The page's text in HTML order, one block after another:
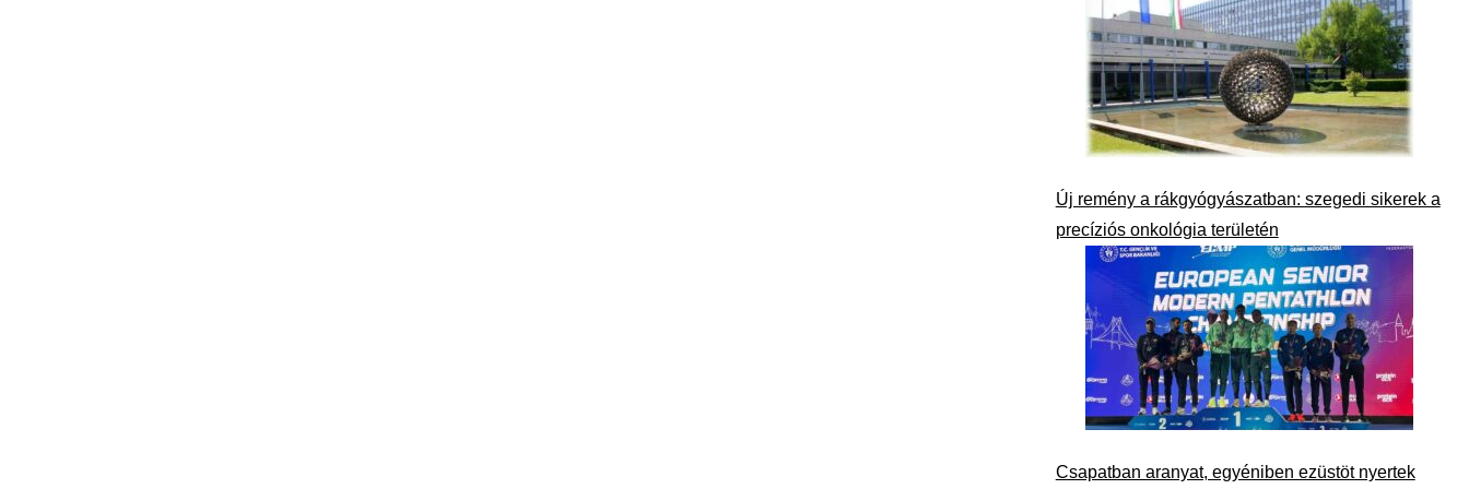
Új remény a rákgyógyászatban: szegedi sikerek a
precíziós onkológia területén
Csapatban aranyat, egyéniben ezüstöt nyertek